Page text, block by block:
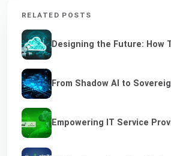
RELATED POSTS
Designing the Future: How
From Shadow AI to
Empowering IT Service